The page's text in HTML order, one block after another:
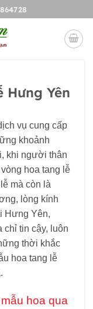
Hưng Yên
vụ cung cấp
khoảnh
khi người thân
hoa tang lễ
mà còn là
lòng kính
Hưng Yên,
chỉ tin cậy, luôn
thời khắc
hoa tang lễ
hoa qua